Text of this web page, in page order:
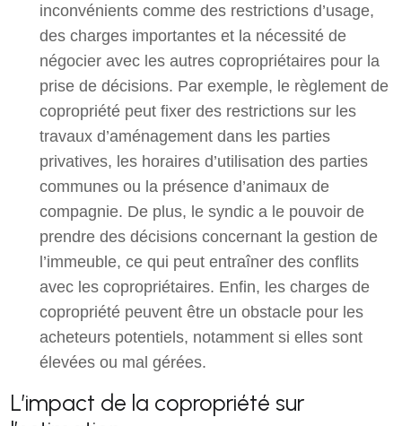
inconvénients comme des restrictions d’usage,
des charges importantes et la nécessité de
négocier avec les autres copropriétaires pour la
prise de décisions. Par exemple, le règlement de
copropriété peut fixer des restrictions sur les
travaux d’aménagement dans les parties
privatives, les horaires d’utilisation des parties
communes ou la présence d’animaux de
compagnie. De plus, le syndic a le pouvoir de
prendre des décisions concernant la gestion de
l’immeuble, ce qui peut entraîner des conflits
avec les copropriétaires. Enfin, les charges de
copropriété peuvent être un obstacle pour les
acheteurs potentiels, notamment si elles sont
élevées ou mal gérées.
L’impact de la copropriété sur